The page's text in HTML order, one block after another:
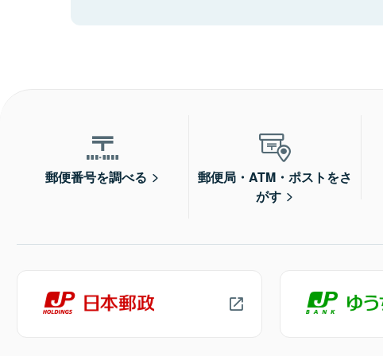
郵便番号を調べる
郵便局・ATM・ポストをさ
がす